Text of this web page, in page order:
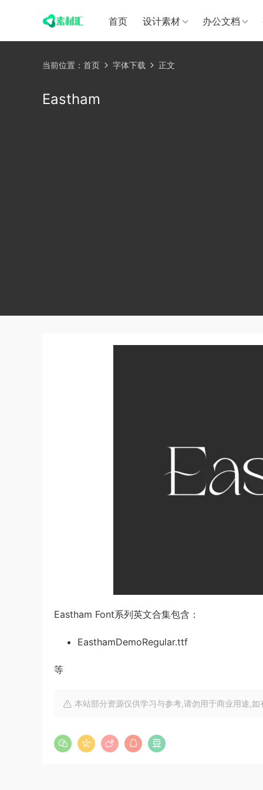
首页 设计素材 办公文档
当前位置： 首页 字体下载 正文
Eastham
Eastham Font系列英文合集包含：
EasthamDemoRegular.ttf
等
本站部分资源仅供学习与参考,请勿用于商业用途,